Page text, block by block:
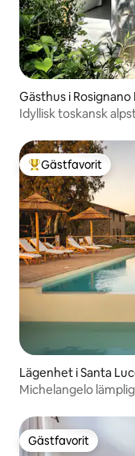
Gästhus i
Idyllisk toskansk
Populär gästfavorit
Gästfavorit
Lägenhet i Santa
Michelangelo
Gästfavorit
Gästfavorit